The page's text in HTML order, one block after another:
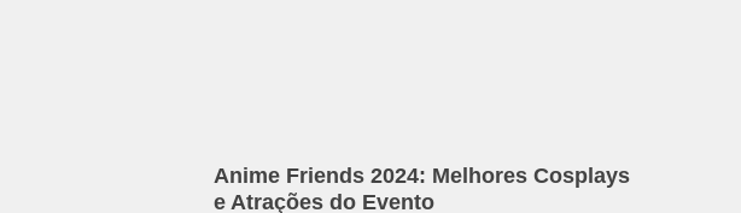
Anime Friends 2024: Melhores Cosplays
e Atrações do Evento